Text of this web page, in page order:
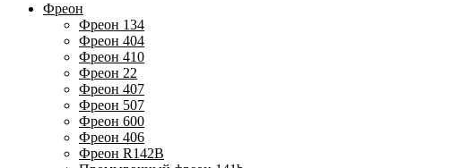
Фреон
Фреон 134
Фреон 404
Фреон 410
Фреон 22
Фреон 407
Фреон 507
Фреон 600
Фреон 406
Фреон R142B